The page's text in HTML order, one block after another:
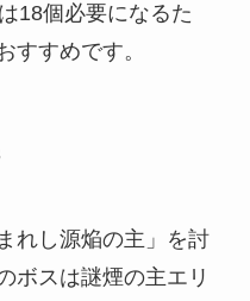
18個必要になるた
すすめです。
れし源焔の主」を討
ボスは謎煙の主エリ